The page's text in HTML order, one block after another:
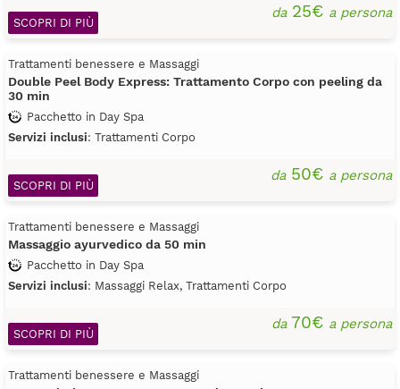
da25€ a persona
SCOPRI DI PIÙ
Trattamenti benessere e Massaggi
Double Peel Body Express: Trattamento Corpo con peeling da
30 min
Pacchetto in Day Spa
Servizi inclusi: Trattamenti Corpo
da50€ a persona
SCOPRI DI PIÙ
Trattamenti benessere e Massaggi
Massaggio ayurvedico da 50 min
Pacchetto in Day Spa
Servizi inclusi: Massaggi Relax, Trattamenti Corpo
da70€ a persona
SCOPRI DI PIÙ
Trattamenti benessere e Massaggi